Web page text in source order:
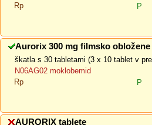
Rp
P
Aurorix 300 mg filmsko obložene
škatla s 30 tabletami (3 x 10 tablet v
N06AG02 moklobemid
Rp
P
AURORIX tablete